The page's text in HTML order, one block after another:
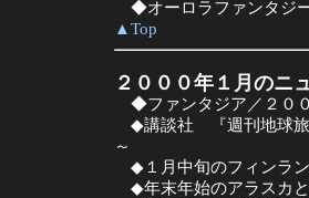
◆オーロラファンタジ
▲Top
２０００年１月のニ
◆ファンタジア／２０
◆講談社 『週刊地球旅
～
◆１月中旬のフィンラ
◆年末年始のアラスカ